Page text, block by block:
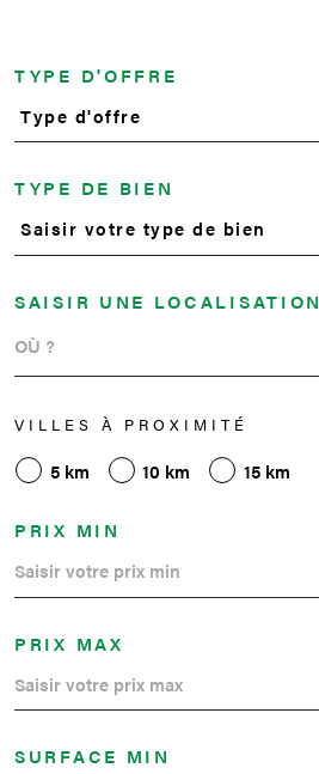
TYPE D'OFFRE
Type d'offre
TYPE DE BIEN
Saisir votre type de bien
SAISIR UNE LOCALISATION
VILLES À PROXIMITÉ
5 km 10 km 15 km
PRIX MIN
PRIX MAX
SURFACE MIN